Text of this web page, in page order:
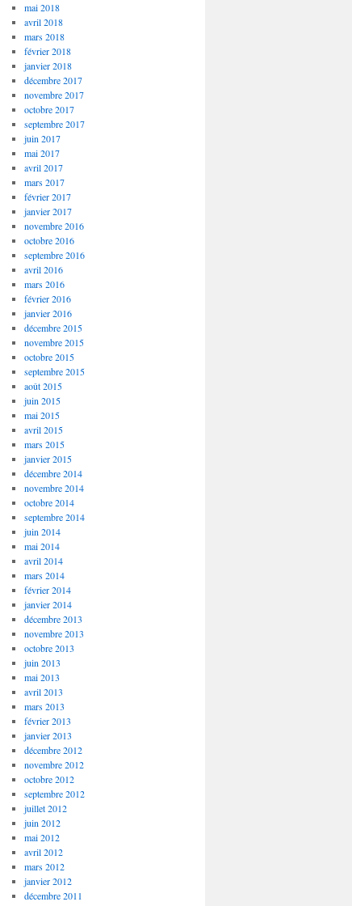
mai 2018
avril 2018
mars 2018
février 2018
janvier 2018
décembre 2017
novembre 2017
octobre 2017
septembre 2017
juin 2017
mai 2017
avril 2017
mars 2017
février 2017
janvier 2017
novembre 2016
octobre 2016
septembre 2016
avril 2016
mars 2016
février 2016
janvier 2016
décembre 2015
novembre 2015
octobre 2015
septembre 2015
août 2015
juin 2015
mai 2015
avril 2015
mars 2015
janvier 2015
décembre 2014
novembre 2014
octobre 2014
septembre 2014
juin 2014
mai 2014
avril 2014
mars 2014
février 2014
janvier 2014
décembre 2013
novembre 2013
octobre 2013
juin 2013
mai 2013
avril 2013
mars 2013
février 2013
janvier 2013
décembre 2012
novembre 2012
octobre 2012
septembre 2012
juillet 2012
juin 2012
mai 2012
avril 2012
mars 2012
janvier 2012
décembre 2011